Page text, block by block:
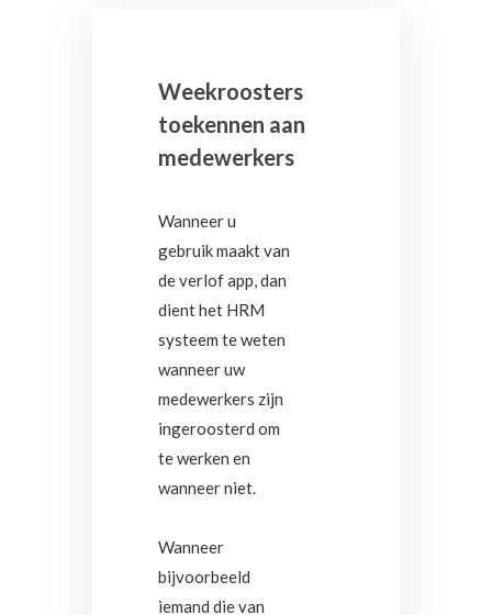
Weekroosters
toekennen aan
medewerkers
Wanneer u
gebruik maakt van
de verlof app, dan
dient het HRM
systeem te weten
wanneer uw
medewerkers zijn
ingeroosterd om
te werken en
wanneer niet.
Wanneer
bijvoorbeeld
iemand die van